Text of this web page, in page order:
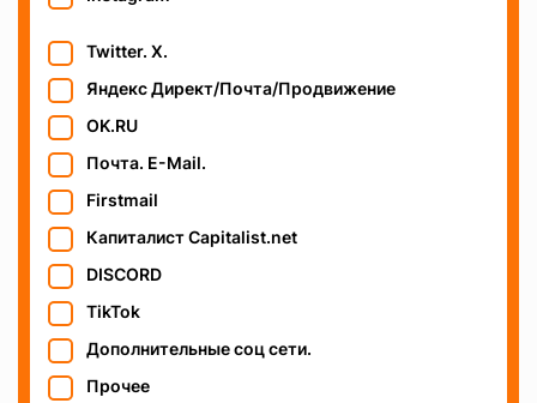
Twitter. X.
Яндекс Директ/Почта/Продвижение
OK.RU
Почта. E-Mail.
Firstmail
Капиталист Capitalist.net
DISCORD
TikTok
Дополнительные соц сети.
Прочее